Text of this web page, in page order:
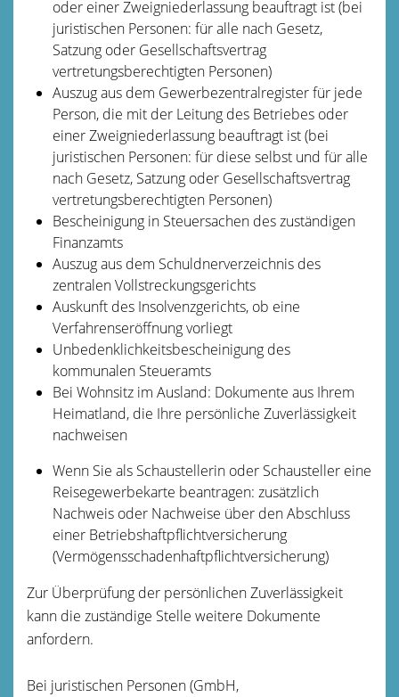
oder einer Zweigniederlassung beauftragt ist (bei
juristischen Personen: für alle nach Gesetz,
Satzung oder Gesellschaftsvertrag
vertretungsberechtigten Personen)
Auszug aus dem Gewerbezentralregister für jede
Person, die mit der Leitung des Betriebes oder
einer Zweigniederlassung beauftragt ist (bei
juristischen Personen: für diese selbst und für alle
nach Gesetz, Satzung oder Gesellschaftsvertrag
vertretungsberechtigten Personen)
Bescheinigung in Steuersachen des zuständigen
Finanzamts
Auszug aus dem Schuldnerverzeichnis des
zentralen Vollstreckungsgerichts
Auskunft des Insolvenzgerichts, ob eine
Verfahrenseröffnung vorliegt
Unbedenklichkeitsbescheinigung des
kommunalen Steueramts
Bei Wohnsitz im Ausland: Dokumente aus Ihrem
Heimatland, die Ihre persönliche Zuverlässigkeit
nachweisen
Wenn Sie als Schaustellerin oder Schausteller eine
Reisegewerbekarte beantragen: zusätzlich
Nachweis oder Nachweise über den Abschluss
einer Betriebshaftpflichtversicherung
(Vermögensschadenhaftpflichtversicherung)
Zur Überprüfung der persönlichen Zuverlässigkeit
kann die zuständige Stelle weitere Dokumente
anfordern.
Bei juristischen Personen (GmbH,